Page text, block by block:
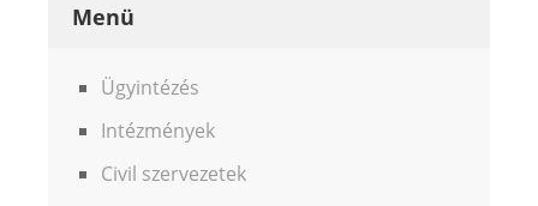
Menü
Ügyintézés
Intézmények
Civil szervezetek